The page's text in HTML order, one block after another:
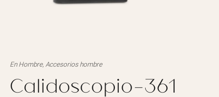
EnHombre, Accesorios hombre
Calidoscopio-361